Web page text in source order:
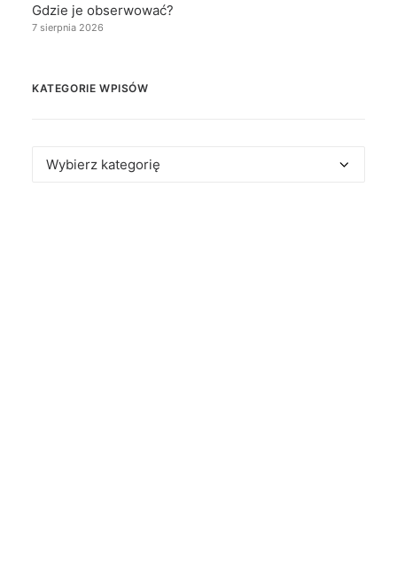
Gdzie je obserwować?
7 sierpnia 2026
KATEGORIE WPISÓW
Kategorie